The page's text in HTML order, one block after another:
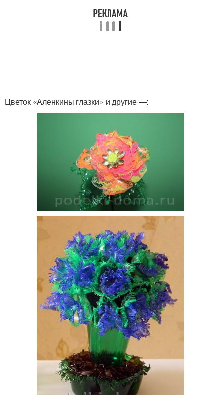
Цветок «Аленкины глазки» и другие —: